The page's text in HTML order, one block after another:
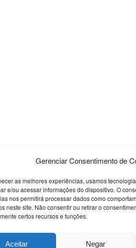
Gerenciar Consentimento de
as melhores experiências, usamos
e/ou acessar informações do dispositivo. O
nos permitirá processar dados como
neste site. Não consentir ou retirar o
certos recursos e funções.
Aceitar Negar